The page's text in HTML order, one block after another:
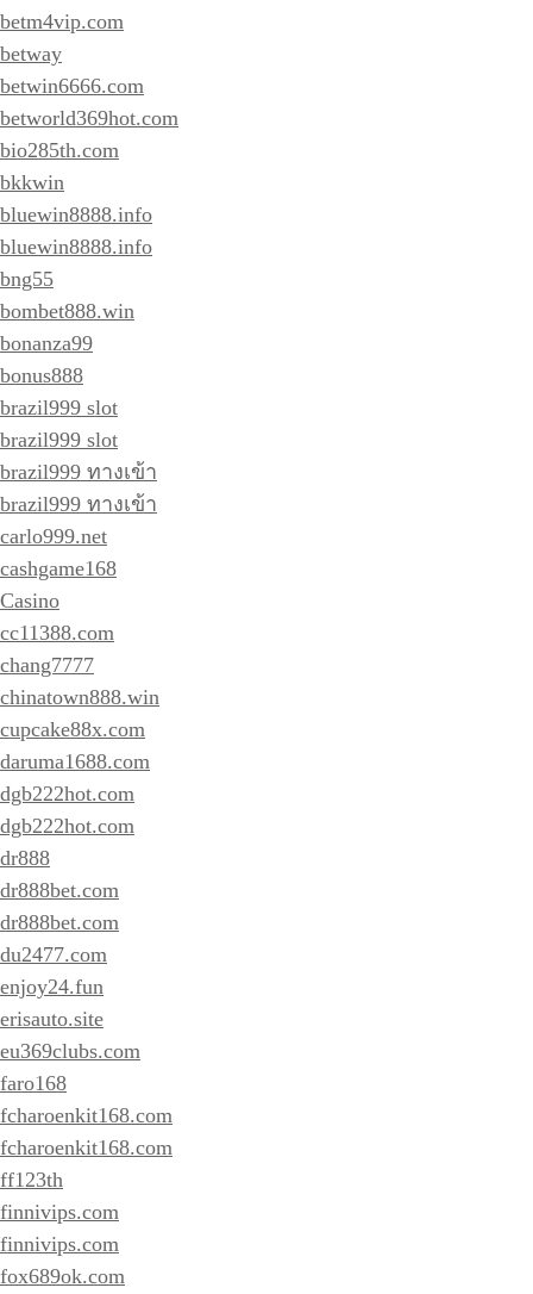
betm4vip.com
betway
betwin6666.com
betworld369hot.com
bio285th.com
bkkwin
bluewin8888.info
bluewin8888.info
bng55
bombet888.win
bonanza99
bonus888
brazil999 slot
brazil999 slot
brazil999 ทางเข้า
brazil999 ทางเข้า
carlo999.net
cashgame168
Casino
cc11388.com
chang7777
chinatown888.win
cupcake88x.com
daruma1688.com
dgb222hot.com
dgb222hot.com
dr888
dr888bet.com
dr888bet.com
du2477.com
enjoy24.fun
erisauto.site
eu369clubs.com
faro168
fcharoenkit168.com
fcharoenkit168.com
ff123th
finnivips.com
finnivips.com
fox689ok.com